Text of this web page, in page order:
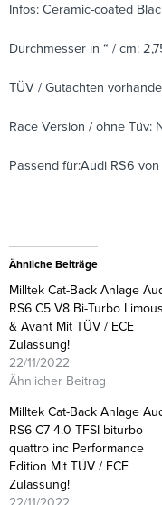
Infos: Ceramic-coated
Durchmesser in “ / cm:
TÜV / Gutachten
Race Version / ohne Tüv:
Passend für:Audi RS6
Ähnliche Beiträge
Milltek Cat-Back Anlage
RS6 C5 V8 Bi-Turbo
& Avant Mit TÜV / ECE
Zulassung!
22/11/2022
Ähnlicher Beitrag
Milltek Cat-Back Anlage
RS6 C7 4.0 TFSI biturbo
quattro inc Performance
Edition Mit TÜV / ECE
Zulassung!